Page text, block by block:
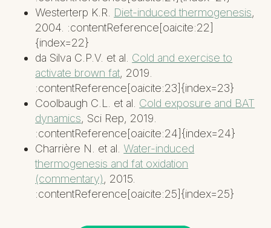
Westerterp K.R. Diet-induced thermogenesis,
2004. :contentReference[oaicite:22]
{index=22}
da Silva C.P.V. et al. Cold and exercise to
activate brown fat, 2019.
:contentReference[oaicite:23]{index=23}
Coolbaugh C.L. et al. Cold exposure and BAT
dynamics, Sci Rep, 2019.
:contentReference[oaicite:24]{index=24}
Charrière N. et al. Water-induced
thermogenesis and fat oxidation
(commentary), 2015.
:contentReference[oaicite:25]{index=25}